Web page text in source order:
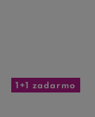
1+1 zadarmo